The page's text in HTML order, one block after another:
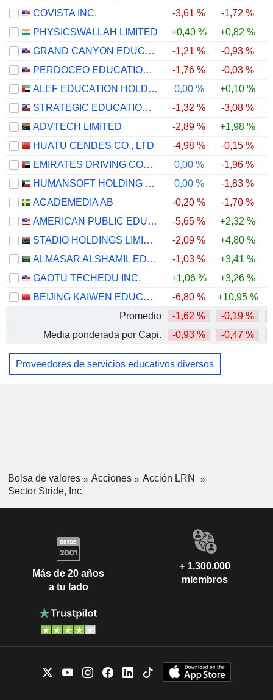
COVISTA INC.
-3,61 % -1,72 %
PHYSICSWALLAH LIMITED
+0,40 % +0,82 %
GRAND CANYON EDUCATION, INC.
-1,21 % -0,93 %
PERDOCEO EDUCATION CORPORATION
-1,76 % -0,03 %
ALEF EDUCATION HOLDING PLC
0,00 % +0,10 %
STRATEGIC EDUCATION, INC.
-1,32 % -3,08 %
ADVTECH LIMITED
-2,89 % +1,98 %
HUATU CENDES CO., LTD
-4,98 % -0,15 %
EMIRATES DRIVING COMPANY
0,00 % -1,96 %
HUMANSOFT HOLDING COMPANY K.S.C.P.
0,00 % -1,83 %
ACADEMEDIA AB
-0,20 % -1,70 %
AMERICAN PUBLIC EDUCATION, INC.
-5,65 % +2,32 %
STADIO HOLDINGS LIMITED
-2,09 % +4,80 %
ALMASAR ALSHAMIL EDUCATION COMPANY
-1,03 % +3,41 %
GAOTU TECHEDU INC.
+1,06 % +3,26 %
BEIJING KAIWEN EDUCATION TECHNOLOGY CO., LTD
-6,80 % +10,95 %
Promedio
-1,62 % -0,19 %
Media ponderada por Capi.
-0,93 % -0,47 %
Proveedores de servicios educativos diversos
Bolsa de valores Acciones
Acción LRN
Sector Stride, Inc.
Más de 20 años
a tu lado
+ 1.300.000
miembros